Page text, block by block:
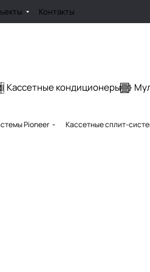
Контакты
Кассетные кондиционеры
Pioneer Кассетные сплит-